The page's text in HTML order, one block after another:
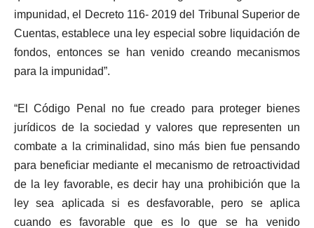
impunidad, el Decreto 116- 2019 del Tribunal Superior de
Cuentas, establece una ley especial sobre liquidación de
fondos, entonces se han venido creando mecanismos
para la impunidad”.
“El Código Penal no fue creado para proteger bienes
jurídicos de la sociedad y valores que representen un
combate a la criminalidad, sino más bien fue pensando
para beneficiar mediante el mecanismo de retroactividad
de la ley favorable, es decir hay una prohibición que la
ley sea aplicada si es desfavorable, pero se aplica
cuando es favorable que es lo que se ha venido